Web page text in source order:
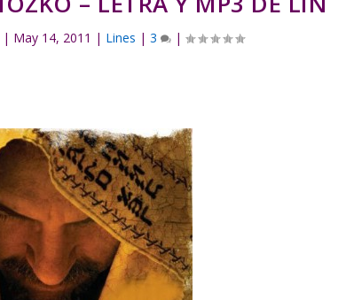
May 14, 2011 | Lines | 3 |